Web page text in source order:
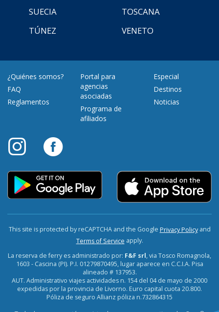
SUECIA
TOSCANA
TÚNEZ
VENETO
¿Quiénes somos?
FAQ
Reglamentos
Portal para
agencias
asociadas
Programa de
afiliados
Especial
Destinos
Noticias
This site is protected by reCAPTCHA and the Google Privacy Policyand
Terms of Service apply.
La reserva de ferry es administrado por: F&F srl, via Tosco Romagnola,
1603 - Cascina (PI). P.I. 01279870495, lugar aparece en C.C.I.A. Pisa
alineado # 137953.
AUT. Administrativo viajes actividades n. 154 del 04 de mayo de 2000
expedidas por la provincia de Livorno. Euro capital cuota 20.800.
Póliza de seguro Allianz póliza n.732864315